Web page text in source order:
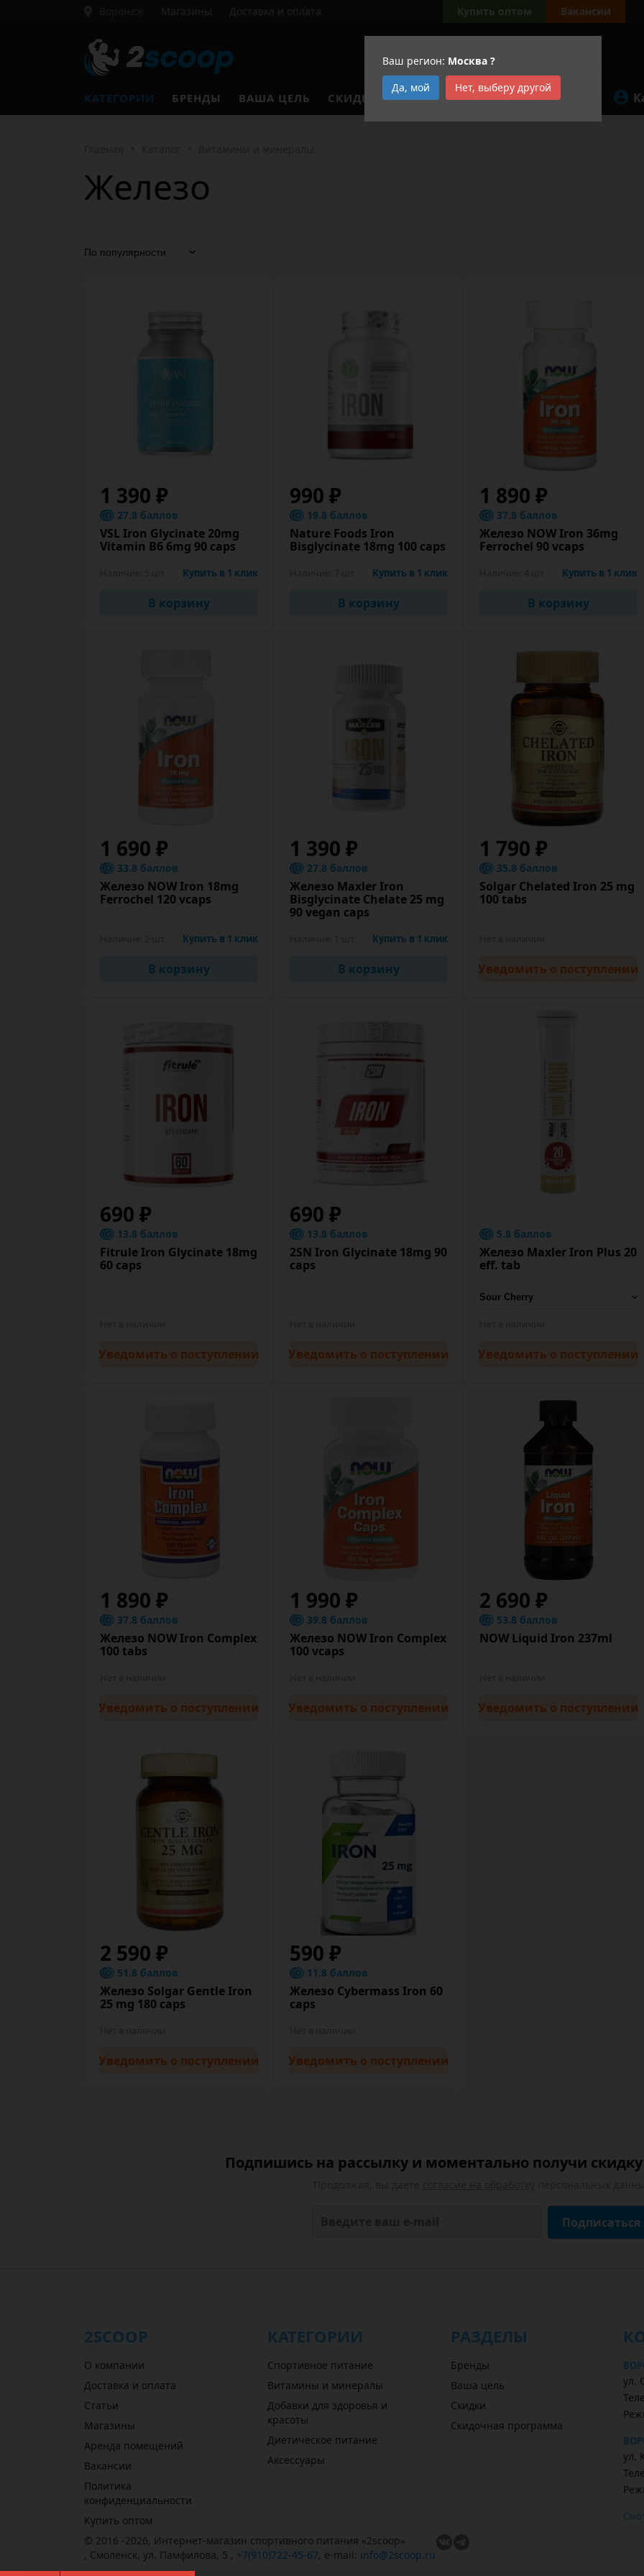
Ваш регион: Москва ?
Да, мой
Нет, выберу другой
Магазины Доставка и оплата Купить оптом Вакансии
КАТЕГОРИИ БРЕНДЫ ВАША ЦЕЛЬ СКИДКИ АКЦИИ
Железо
1 390 ₽
27.8 баллов
VSL Iron Glycinate 20mg
Vitamin B6 6mg 90 caps
Купить в 1 клик
В корзину
990 ₽
19.8 баллов
Nature Foods Iron
Bisglycinate 18mg 100 caps
Купить в 1 клик
В корзину
1 890 ₽
37.8 баллов
Железо NOW Iron 36mg
Ferrochel 90 vcaps
Купить в 1 клик
В корзину
1 690 ₽
33.8 баллов
Железо NOW Iron 18mg
Ferrochel 120 vcaps
Купить в 1 клик
В корзину
1 390 ₽
27.8 баллов
Железо Maxler Iron
Bisglycinate Chelate 25 mg
90 vegan caps
Купить в 1 клик
В корзину
1 790 ₽
35.8 баллов
Solgar Chelated Iron 25 mg
100 tabs
Уведомить о поступлении
690 ₽
13.8 баллов
Fitrule Iron Glycinate 18mg
60 caps
Уведомить о поступлении
690 ₽
13.8 баллов
2SN Iron Glycinate 18mg 90
caps
Уведомить о поступлении
5.8 баллов
Железо Maxler Iron Plus 20
eff. tab
Уведомить о поступлении
1 890 ₽
37.8 баллов
Железо NOW Iron Complex
100 tabs
Уведомить о поступлении
1 990 ₽
39.8 баллов
Железо NOW Iron Complex
100 vcaps
Уведомить о поступлении
2 690 ₽
53.8 баллов
NOW Liquid Iron 237ml
Уведомить о поступлении
2 590 ₽
51.8 баллов
Железо Solgar Gentle Iron
25 mg 180 caps
Уведомить о поступлении
590 ₽
11.8 баллов
Железо Cybermass Iron 60
caps
Уведомить о поступлении
Подпишись на рассылку и моментально получи скидку
Подписаться
2SCOOP
О компании
Доставка и оплата
Статьи
Магазины
Аренда помещений
Вакансии
Политика
конфиденциальности
Купить оптом
КАТЕГОРИИ
Спортивное питание
Витамины и минералы
Добавки для здоровья и
красоты
Диетическое питание
Аксессуары
РАЗДЕЛЫ
Бренды
Ваша цель
Скидки
Скидочная программа
© 2016 -2026, Интернет-магазин спортивного питания «2scoop»
, Смоленск, ул. Памфилова, 5 , +7(910)722-45-67, e-mail: info@2scoop.ru
ул.
ул.